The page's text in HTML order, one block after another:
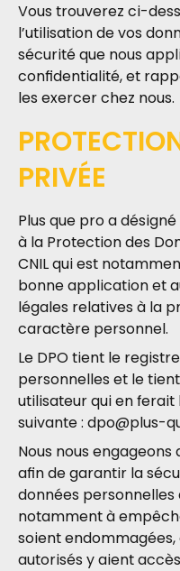
Vous trouverez ci-
l’utilisation de vos
sécurité que nous
confidentialité, et
les exercer chez nous.
PRIVÉE
Plus que pro a
à la Protection des
CNIL qui est
bonne application et
légales relatives à la
caractère personnel.
Le DPO tient le
personnelles et le
utilisateur qui en ferait
suivante : dpo@plus-
Nous nous
afin de garantir la
données
notamment à
soient
autorisés y aient